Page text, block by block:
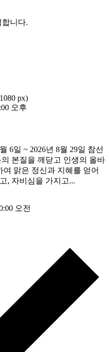
니다.
오후
6일 ~ 2026년 8월 29일 참선
본질을 깨닫고 인생의 올바
맑은 정신과 지혜를 얻어
, 자비심을 가지고...
오전